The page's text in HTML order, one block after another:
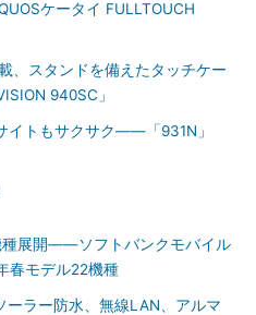
ケータイ FULLTOUCH
、スタンドを備えたタッチケー
940SC」
イトもサクサク――「931N」
種展開――ソフトバンクモバイル
春モデル22機種
ーラー防水、無線LAN、アルマ